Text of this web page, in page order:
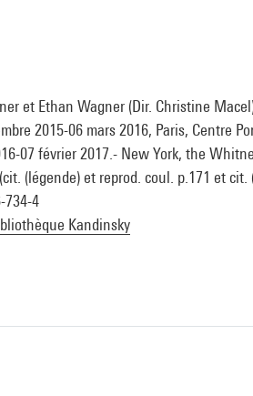
et Ethan Wagner (Dir. Christine
2015-06 mars 2016, Paris, Centre
07 février 2017.- New York, the
(légende) et reprod. coul. p.171 et cit.
734-4
Kandinsky